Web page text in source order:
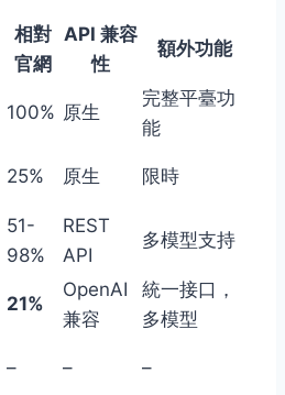
相對
官網
API 兼容
性
額外功能
100% 原生
完整平臺功
能
25% 原生 限時
51-
98%
REST
API
多模型支持
21%
OpenAI
兼容
統一接口，
多模型
– – –